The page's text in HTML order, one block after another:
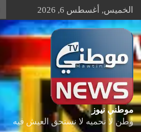
Skip
content
الخميس, أغسطس 6, 2026
موطني نيوز
وطن لا نحميه لا نستحق العيش فيه